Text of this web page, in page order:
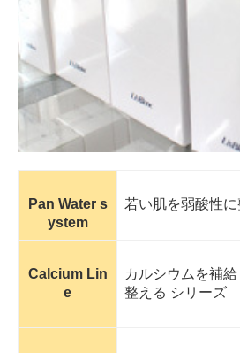
Pan Water s
ystem
若い肌を弱酸性
Calcium Lin
e
カルシウムを補
整える シリーズ